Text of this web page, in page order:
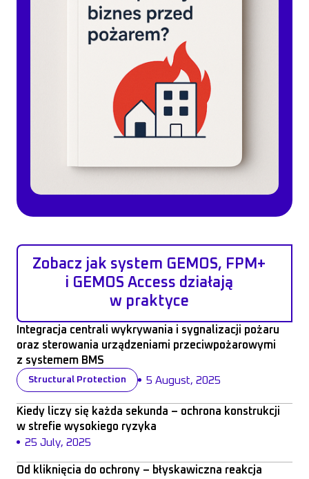
Zobacz jak system GEMOS, FPM+
i GEMOS Access działają
w praktyce
Integracja centrali wykrywania i sygnalizacji pożaru
oraz sterowania urządzeniami przeciwpożarowymi
z systemem BMS
Structural Protection
5 August, 2025
Kiedy liczy się każda sekunda – ochrona konstrukcji
w strefie wysokiego ryzyka
25 July, 2025
Od kliknięcia do ochrony – błyskawiczna reakcja